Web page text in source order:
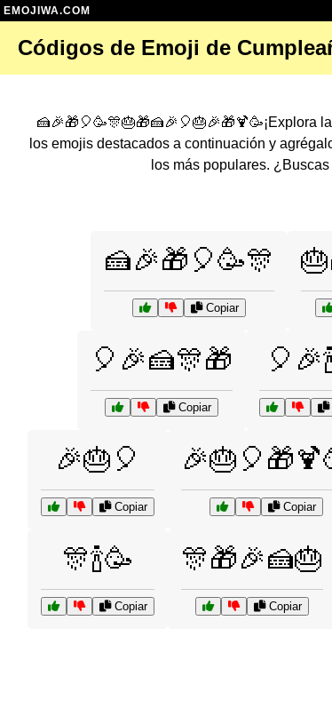
EMOJIWA.COM
Códigos de Emoji de
🍰🎉🎁🎈🥳🎊🎂🎁🍰🎉🎈🎂🎉🎁🍹🥳¡Explora
los emojis destacados a continuación y
los más populares.
🍰🎉🎁🎈🥳🎊
Copiar
🎈🎉🍰🎊🎁
Copiar
🎉🎂🎈
Copiar Copiar
🎊🍾🥳
Copiar
🎊🎁🎉🍰🎂
Copiar